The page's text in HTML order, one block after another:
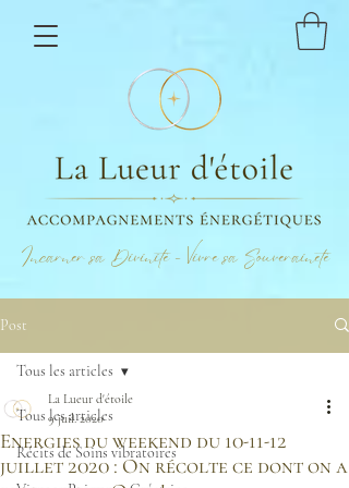
Incarner sa Divinité - Vivre sa Souveraineté
Post
Tous les articles
Récits de Soins vibratoires
Tous les articles
Energies du weekend du 10-11-12
juillet 2020 : On récolte ce dont on a
La Lueur d'étoile
9 juil. 2020